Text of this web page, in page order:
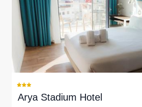
Arya Stadium Hotel